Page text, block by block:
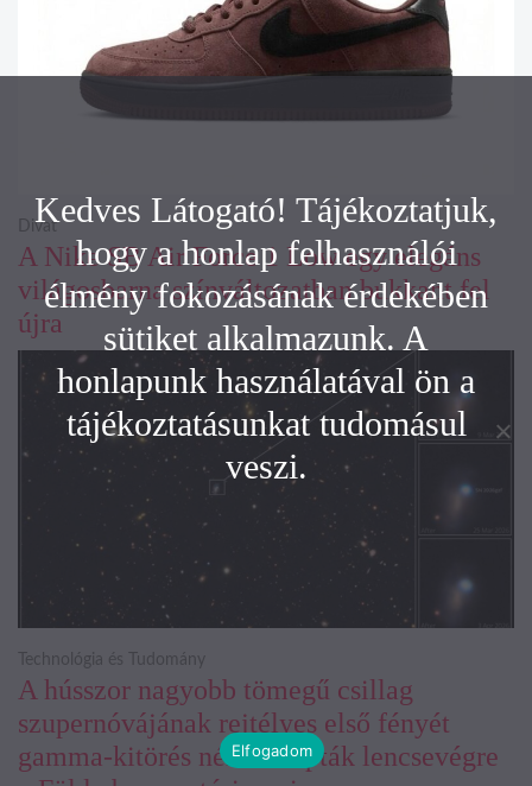
A Nike SB Air Force 1 Low egy elegáns
világosbarna színváltozatban bukkant fel
újra
Divat
A hússzor nagyobb tömegű csillag
szupernóvájának rejtélyes első fényét
gamma-kitörés nélkül kapták lencsevégre
Technológia és Tudomány
Kedves Látogató! Tájékoztatjuk,
hogy a honlap felhasználói
élmény fokozásának érdekében
sütiket alkalmazunk. A
honlapunk használatával ön a
tájékoztatásunkat tudomásul
veszi.
Elfogadom